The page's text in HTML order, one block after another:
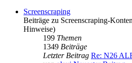
Screenscraping
Beiträge zu Screenscraping-
Hinweise)
199 Themen
1349 Beiträge
Letzter Beitrag Re: N26